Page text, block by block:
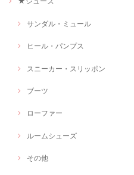
サンダル・ミュール
ヒール・パンプス
スニーカー・スリッポン
ブーツ
ローファー
ルームシューズ
その他